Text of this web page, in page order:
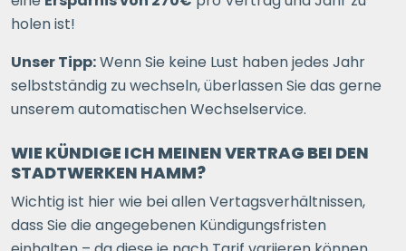
holen ist!
Unser Tipp:Wenn Sie keine Lust haben jedes Jahr
selbstständig zu wechseln, überlassen Sie das gerne
unserem automatischen Wechselservice.
WIE KÜNDIGE ICH MEINEN VERTRAG BEI DEN
STADTWERKEN HAMM?
Wichtig ist hier wie bei allen Vertagsverhältnissen,
dass Sie die angegebenen Kündigungsfristen